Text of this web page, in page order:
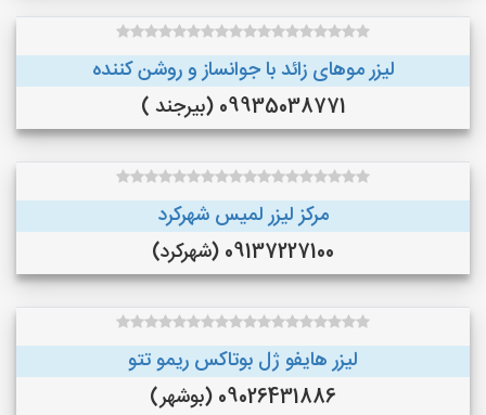
لیزر موهای زائد با جوانساز و روشن کننده
09935038771 (بیرجند )
مرکز لیزر لمیس شهرکرد
09137227100 (شهرکرد)
لیزر هایفو ژل بوتاکس ریمو تتو
09026431886 (بوشهر)